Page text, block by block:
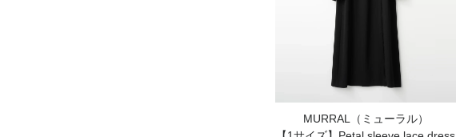
MURRAL（ミューラル）